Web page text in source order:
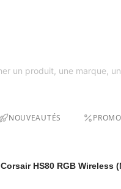
NOUVEAUTÉS
Corsair HS80 RGB Wireless